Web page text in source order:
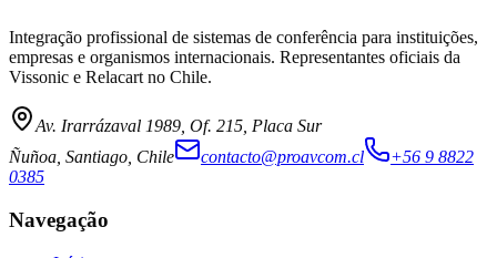
Integração profissional de sistemas de conferência para instituições,
empresas e organismos internacionais. Representantes oficiais da
Vissonic e Relacart no Chile.
Av. Irarrázaval 1989, Of. 215, Placa Sur
Ñuñoa, Santiago, Chile
contacto@proavcom.cl
+56 9 8822
0385
Navegação